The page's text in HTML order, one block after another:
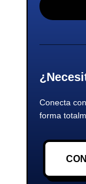
Conecta
forma